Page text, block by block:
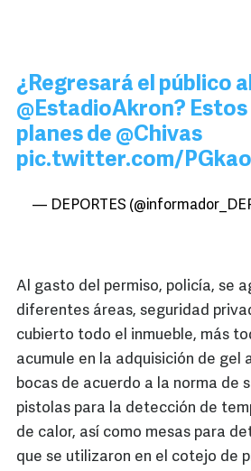
¿Regresará el público
@EstadioAkron?
planes de @Chivas
pic.twitter.com/
— DEPORTES
Al gasto del permiso, policía, se
diferentes áreas, seguridad
cubierto todo el inmueble, más
acumule en la adquisición de gel
bocas de acuerdo a la norma de
pistolas para la detección de
de calor, así como mesas para
que se utilizaron en el cotejo de